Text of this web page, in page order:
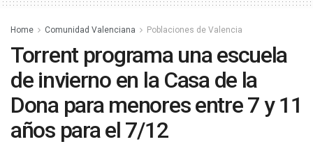
Home Comunidad Valenciana Poblaciones de Valencia
Torrent programa una escuela
de invierno en la Casa de la
Dona para menores entre 7 y 11
años para el 7/12